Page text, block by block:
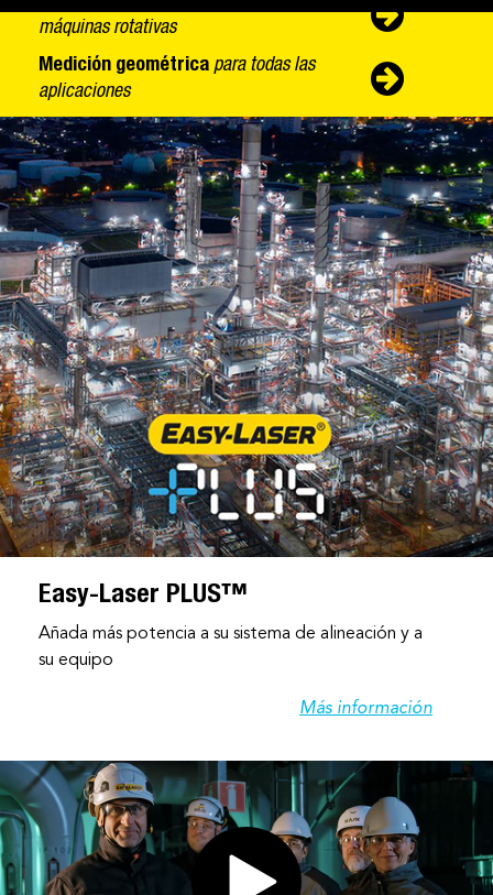
máquinas rotativas​
Medición geométrica para todas las
aplicaciones
Easy-Laser PLUS™
Añada más potencia a su sistema de alineación y a
su equipo
Más información